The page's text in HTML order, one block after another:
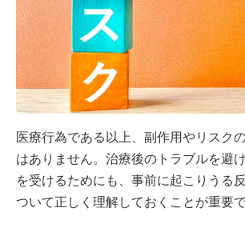
医療行為である以上、副作用やリスク
はありません。治療後のトラブルを避
を受けるためにも、事前に起こりうる
ついて正しく理解しておくことが重要で